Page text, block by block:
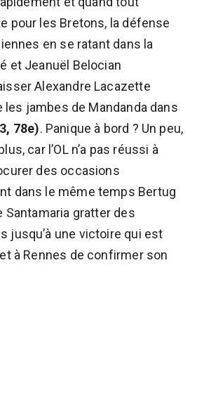
pour les Bretons, la défense
en se ratant dans la
et Jeanuël Belocian
Alexandre Lacazette
jambes de Mandanda dans
78e). Panique à bord ? Un peu,
car l’OL n’a pas réussi à
des occasions
dans le même temps Bertug
Santamaria gratter des
jusqu’à une victoire qui est
à Rennes de confirmer son